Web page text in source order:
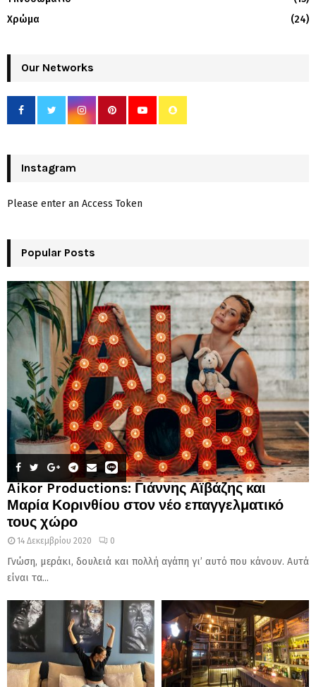
Χρώμα
(24)
Our Networks
Instagram
Please enter an Access Token
Popular Posts
Aikor Productions: Γιάννης Αϊβάζης και
Μαρία Κορινθίου στον νέο επαγγελματικό
τους χώρο
14 Δεκεμβρίου 2020 0
Γνώση, μεράκι, δουλειά και πολλή αγάπη γι’ αυτό που κάνουν. Αυτά
είναι τα...